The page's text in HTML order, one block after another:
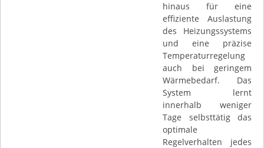
hinaus für eine
effiziente Auslastung
des Heizungssystems
und eine präzise
Temperaturregelung
auch bei geringem
Wärmebedarf. Das
System lernt
innerhalb weniger
Tage selbsttätig das
optimale
Regelverhalten jedes